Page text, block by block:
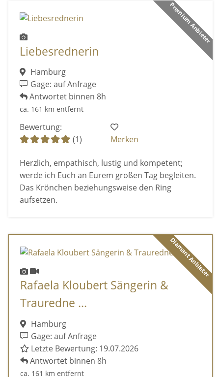
Premium Anbieter
Liebesrednerin
Hamburg
Gage: auf Anfrage
Antwortet binnen 8h
ca. 161 km entfernt
Bewertung:
(1)
Merken
Herzlich, empathisch, lustig und kompetent;
werde ich Euch an Eurem großen Tag begleiten.
Das Krönchen beziehungsweise den Ring
aufsetzen.
Diamant Anbieter
Rafaela Kloubert Sängerin &
Trauredne ...
Hamburg
Gage: auf Anfrage
Letzte Bewertung: 19.07.2026
Antwortet binnen 8h
ca. 161 km entfernt